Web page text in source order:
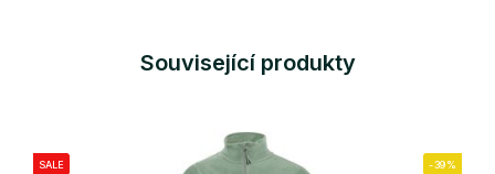
Související produkty
SALE -39%